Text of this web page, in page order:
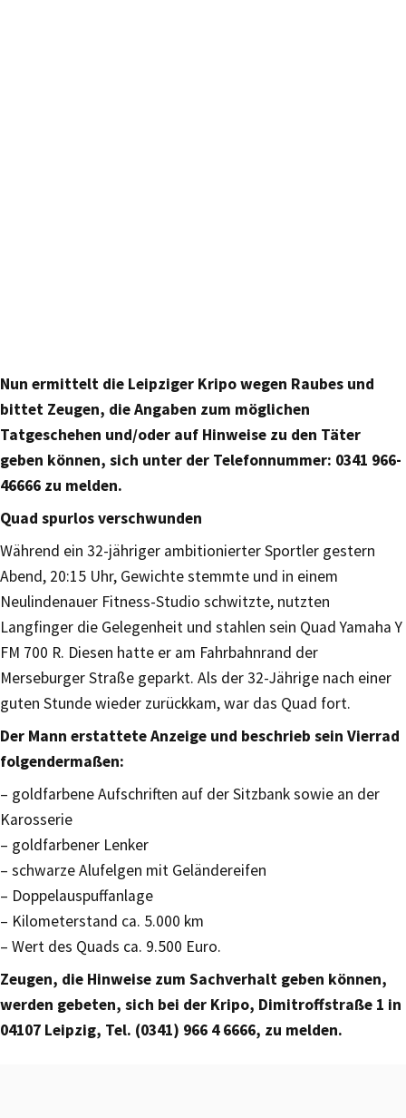
Nun ermittelt die Leipziger Kripo wegen Raubes und
bittet Zeugen, die Angaben zum möglichen
Tatgeschehen und/oder auf Hinweise zu den Täter
geben können, sich unter der Telefonnummer: 0341 966-
46666 zu melden.
Quad spurlos verschwunden
Während ein 32-jähriger ambitionierter Sportler gestern
Abend, 20:15 Uhr, Gewichte stemmte und in einem
Neulindenauer Fitness-Studio schwitzte, nutzten
Langfinger die Gelegenheit und stahlen sein Quad Yamaha Y
FM 700 R. Diesen hatte er am Fahrbahnrand der
Merseburger Straße geparkt. Als der 32-Jährige nach einer
guten Stunde wieder zurückkam, war das Quad fort.
Der Mann erstattete Anzeige und beschrieb sein Vierrad
folgendermaßen:
– goldfarbene Aufschriften auf der Sitzbank sowie an der
Karosserie
– goldfarbener Lenker
– schwarze Alufelgen mit Geländereifen
– Doppelauspuffanlage
– Kilometerstand ca. 5.000 km
– Wert des Quads ca. 9.500 Euro.
Zeugen, die Hinweise zum Sachverhalt geben können,
werden gebeten, sich bei der Kripo, Dimitroffstraße 1 in
04107 Leipzig, Tel. (0341) 966 4 6666, zu melden.